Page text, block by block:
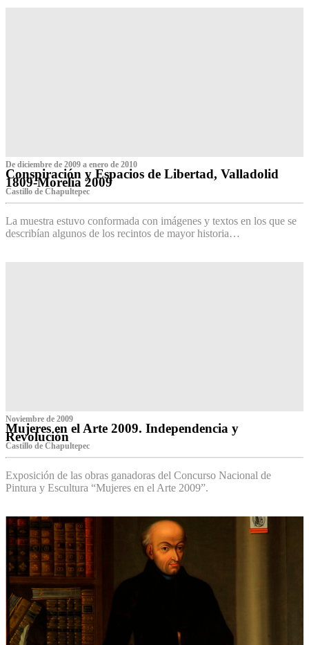
De diciembre de 2009 a enero de 2010
Conspiración y Espacios de Libertad, Valladolid
1809-Morelia 2009
Castillo de Chapultepec
La muestra estuvo conformada con imágenes y textos en los que se
describían algunos de los recintos de mayor historia…
Noviembre de 2009
Mujeres en el Arte 2009. Independencia y
Revolución
Castillo de Chapultepec
Exposición de las obras ganadoras del Concurso Nacional de
Pintura y Escultura “Mujeres en el Arte 2009”.